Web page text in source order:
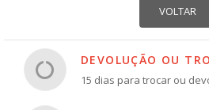
DEVOLUÇÃO OU
15 dias para trocar ou